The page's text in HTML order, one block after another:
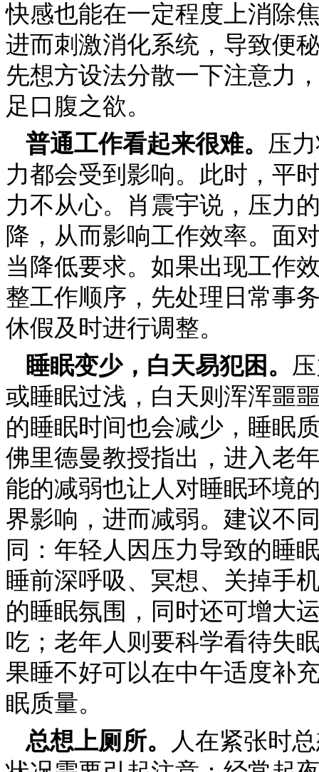
快感也能在一定程度上消除
进而刺激消化系统，导致便
先想方设法分散一下注意力
足口腹之欲。
普通工作看起来很难。 压
力都会受到影响。此时，平
力不从心。肖震宇说，压力
降，从而影响工作效率。面
当降低要求。如果出现工作
整工作顺序，先处理日常事
休假及时进行调整。
睡眠变少，白天易犯困。
或睡眠过浅，白天则浑浑噩
的睡眠时间也会减少，睡眠
佛里德曼教授指出，进入老
能的减弱也让人对睡眠环境
界影响，进而减弱。建议不
同：年轻人因压力导致的睡
睡前深呼吸、冥想、关掉手
的睡眠氛围，同时还可增大
吃；老年人则要科学看待失
果睡不好可以在中午适度补
眠质量。
总想上厕所。
人在紧张时